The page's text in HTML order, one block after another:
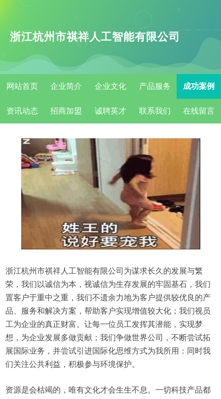
浙江杭州市祺祥人工智能有限公司
网站首页 企业简介 企业文化 产品服务 成功案例
资讯动态 招商加盟 诚聘英才 联系我们 在线留言
浙江杭州市祺祥人工智能有限公司为谋求长久的发展与繁
荣，我们以诚信为本，视诚信为生存发展的牢固基石，我们
置客户于重中之重，我们不遗余力地为客户提供较优良的产
品、服务和解决方案，帮助客户实现增值较大化；我们视员
工为企业的真正财富。让每一位员工发挥其潜能，实现梦
想，为企业发展多做贡献；我们争做世界公司，不断尝试拓
展国际业务，并尝试引进国际化思维方式为我所用：同时我
们关注公共利益，积极参与环境保护。
资源是会枯竭的，唯有文化才会生生不息。一切科技产品都